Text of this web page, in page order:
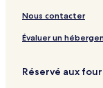
s
u
o
n
r
s
t
u
R
s
e
d
t
r
Nous contacter
Évaluer un
Réservé aux